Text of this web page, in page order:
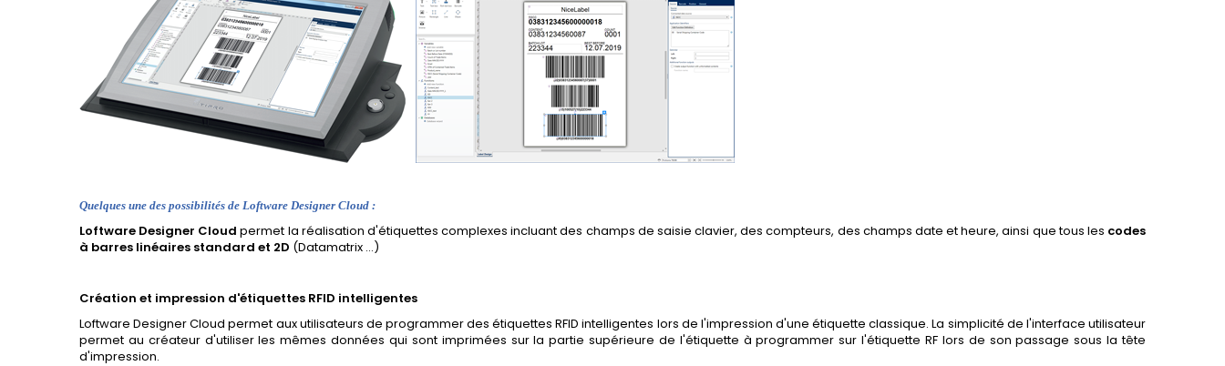
Quelques une des possibilités de Loftware Designer Cloud :
Loftware Designer Cloud permet la réalisation d'étiquettes complexes incluant des champs de saisie clavier, des compteurs, des champs date et heure, ainsi que tous les codes
à barres linéaires standard et 2D (Datamatrix ...)
Création et impression d'étiquettes RFID intelligentes
Loftware Designer Cloud permet aux utilisateurs de programmer des étiquettes RFID intelligentes lors de l'impression d'une étiquette classique. La simplicité de l'interface utilisateur
permet au créateur d'utiliser les mêmes données qui sont imprimées sur la partie supérieure de l'étiquette à programmer sur l'étiquette RF lors de son passage sous la tête
d'impression.